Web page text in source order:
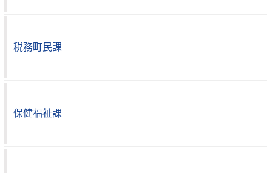
税務町民課
保健福祉課